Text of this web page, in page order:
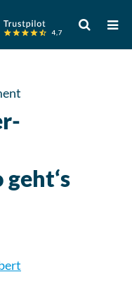
Verwende
die
Pfeile
verfügbare
Ergebnis